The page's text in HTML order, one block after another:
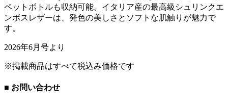
ペットボトルも収納可能。イタリア産の最高級シュリンクエ
ンボスレザーは、発色の美しさとソフトな肌触りが魅力で
す。
2026年6月号より
※掲載商品はすべて税込み価格です
■ お問い合わせ